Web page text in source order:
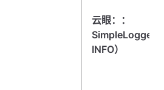
云眼：：
INFO）